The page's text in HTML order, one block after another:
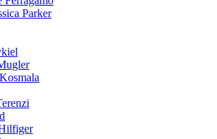
Parker